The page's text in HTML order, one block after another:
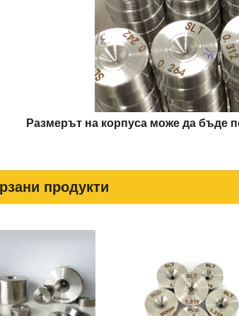
Размерът на корпуса може да бъде
продукти